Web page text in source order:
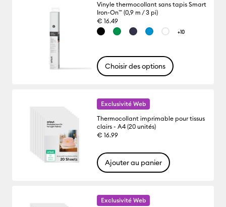
Vinyle thermocollant sans tapis Smart
Iron-On™ (0,9 m / 3 pi)
€ 16.49
+10
Choisir des options
Exclusivité Web
Thermocollant imprimable pour tissus
clairs - A4 (20 unités)
€ 16.99
Ajouter au panier
Exclusivité Web